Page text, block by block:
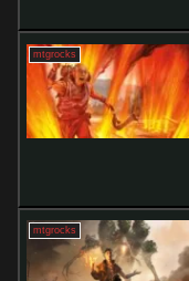
mtgrocks
mtgrocks